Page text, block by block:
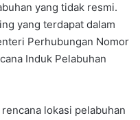
yang tidak resmi.
yang terdapat dalam
Perhubungan Nomor
Induk Pelabuhan
lokasi pelabuhan